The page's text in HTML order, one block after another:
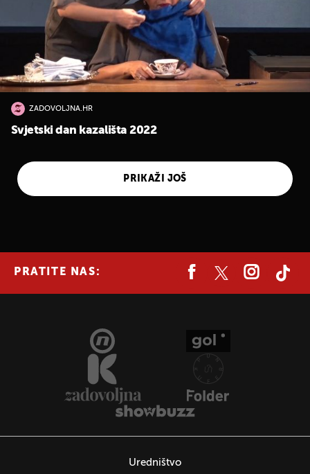
ZADOVOLJNA.HR
Svjetski dan kazališta 2022
PRIKAŽI JOŠ
PRATITE NAS:
Uredništvo
UKLJUČITE NOTIFIKACIJE